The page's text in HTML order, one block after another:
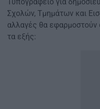
Τυπογραφείο για
Σχολών, Τμημάτων και
αλλαγές θα εφαρμοστούν
τα εξής: